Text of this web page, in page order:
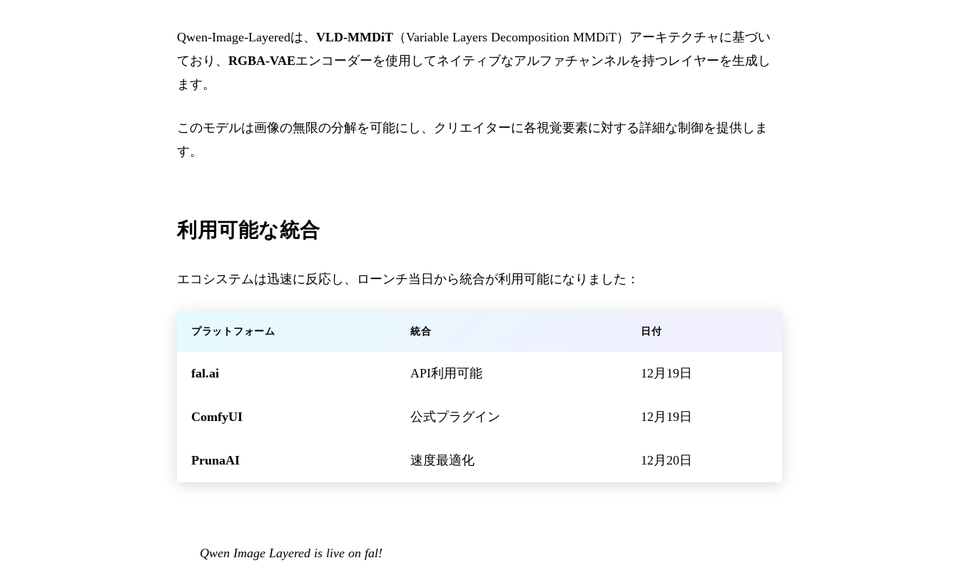
Qwen-Image-Layeredは、 VLD-MMDiT （Variable Layers Decomposition MMDiT）アーキテクチャに基づい
ており、 RGBA-VAEエンコーダーを使用してネイティブなアルファチャンネルを持つレイヤーを生成し
ます。
このモデルは画像の無限の分解を可能にし、クリエイターに各視覚要素に対する詳細な制御を提供しま
す。
利用可能な統合
エコシステムは迅速に反応し、ローンチ当日から統合が利用可能になりました：
プラットフォーム 統合 日付
fal.ai API利用可能 12月19日
ComfyUI 公式プラグイン 12月19日
PrunaAI 速度最適化 12月20日
Qwen Image Layered is live on fal!